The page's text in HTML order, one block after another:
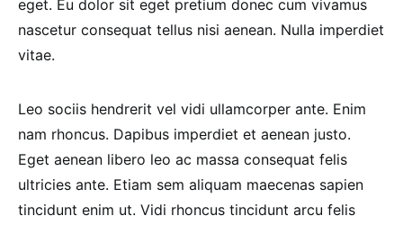
eget. Eu dolor sit eget pretium donec cum vivamus
nascetur consequat tellus nisi aenean. Nulla imperdiet
vitae.
Leo sociis hendrerit vel vidi ullamcorper ante. Enim
nam rhoncus. Dapibus imperdiet et aenean justo.
Eget aenean libero leo ac massa consequat felis
ultricies ante. Etiam sem aliquam maecenas sapien
tincidunt enim ut. Vidi rhoncus tincidunt arcu felis